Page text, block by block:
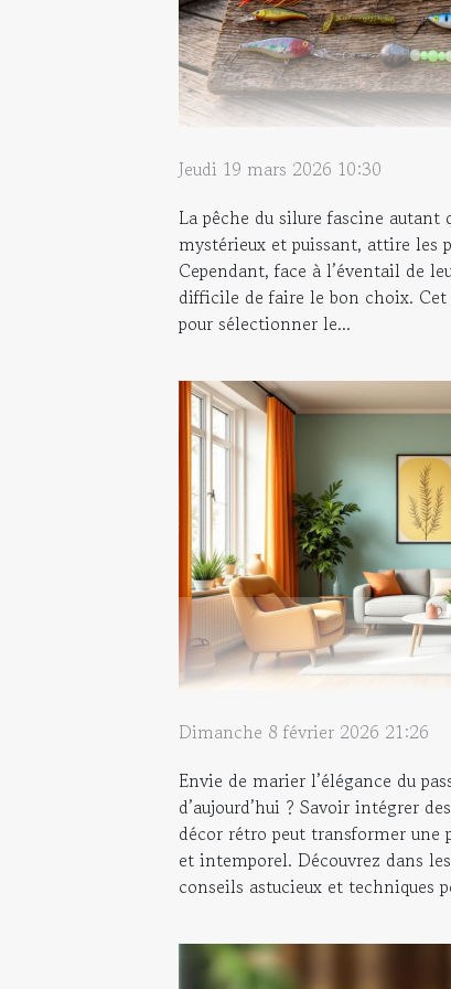
Jeudi 19 mars 2026 10:30
La pêche du silure fascine autant
mystérieux et puissant, attire les
Cependant, face à l’éventail de
difficile de faire le bon choix.
pour sélectionner le...
Dimanche 8 février 2026 21:26
Envie de marier l’élégance du
d’aujourd’hui ? Savoir intégrer
décor rétro peut transformer une
et intemporel. Découvrez dans
conseils astucieux et techniques